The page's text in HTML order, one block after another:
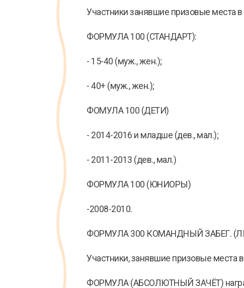
Участники занявшие призовые места в
ФОРМУЛА 100 (СТАНДАРТ):
- 15-40 (муж., жен.);
- 40+ (муж., жен.);
ФОМУЛА 100 (ДЕТИ)
- 2014-2016 и младше (дев., мал.);
- 2011-2013 (дев., мал.)
ФОРМУЛА 100 (ЮНИОРЫ)
-2008-2010.
ФОРМУЛА 300 КОМАНДНЫЙ ЗАБЕГ.
Участники, занявшие призовые места
ФОРМУЛА (АБСОЛЮТНЫЙ ЗАЧЁТ)